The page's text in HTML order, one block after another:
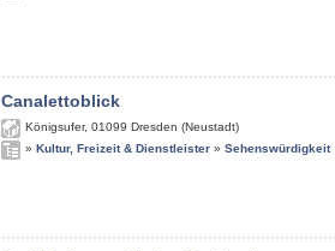
Canalettoblick
Königsufer, 01099 Dresden (Neustadt)
» Kultur, Freizeit & Dienstleister » Sehenswürdigkeit